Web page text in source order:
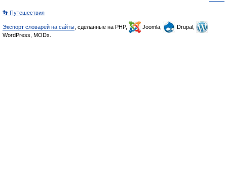
👣 Путешествия
Экспорт словарей на сайты , сделанные на PHP, Joomla,
Drupal,
WordPress, MODx.